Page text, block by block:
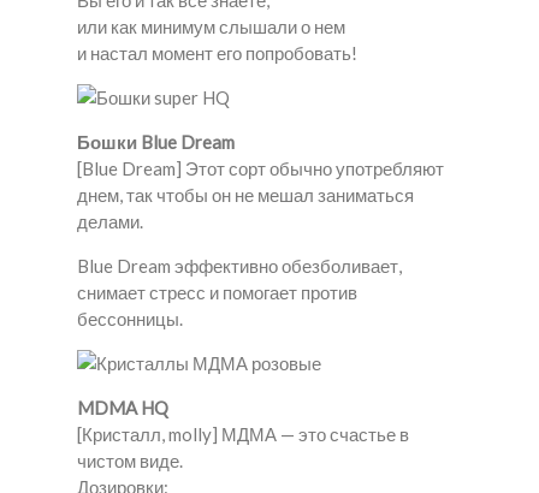
или как минимум слышали о нем
и настал момент его попробовать!
Бошки Blue Dream
[Blue Dream] Этот сорт обычно употребляют
днем, так чтобы он не мешал заниматься
делами.
Blue Dream эффективно обезболивает,
снимает стресс и помогает против
бессонницы.
MDMA HQ
[Кристалл, molly] МДМА — это счастье в
чистом виде.
Дозировки: